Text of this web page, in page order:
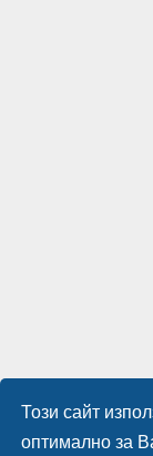
Този сайт
оптимално за